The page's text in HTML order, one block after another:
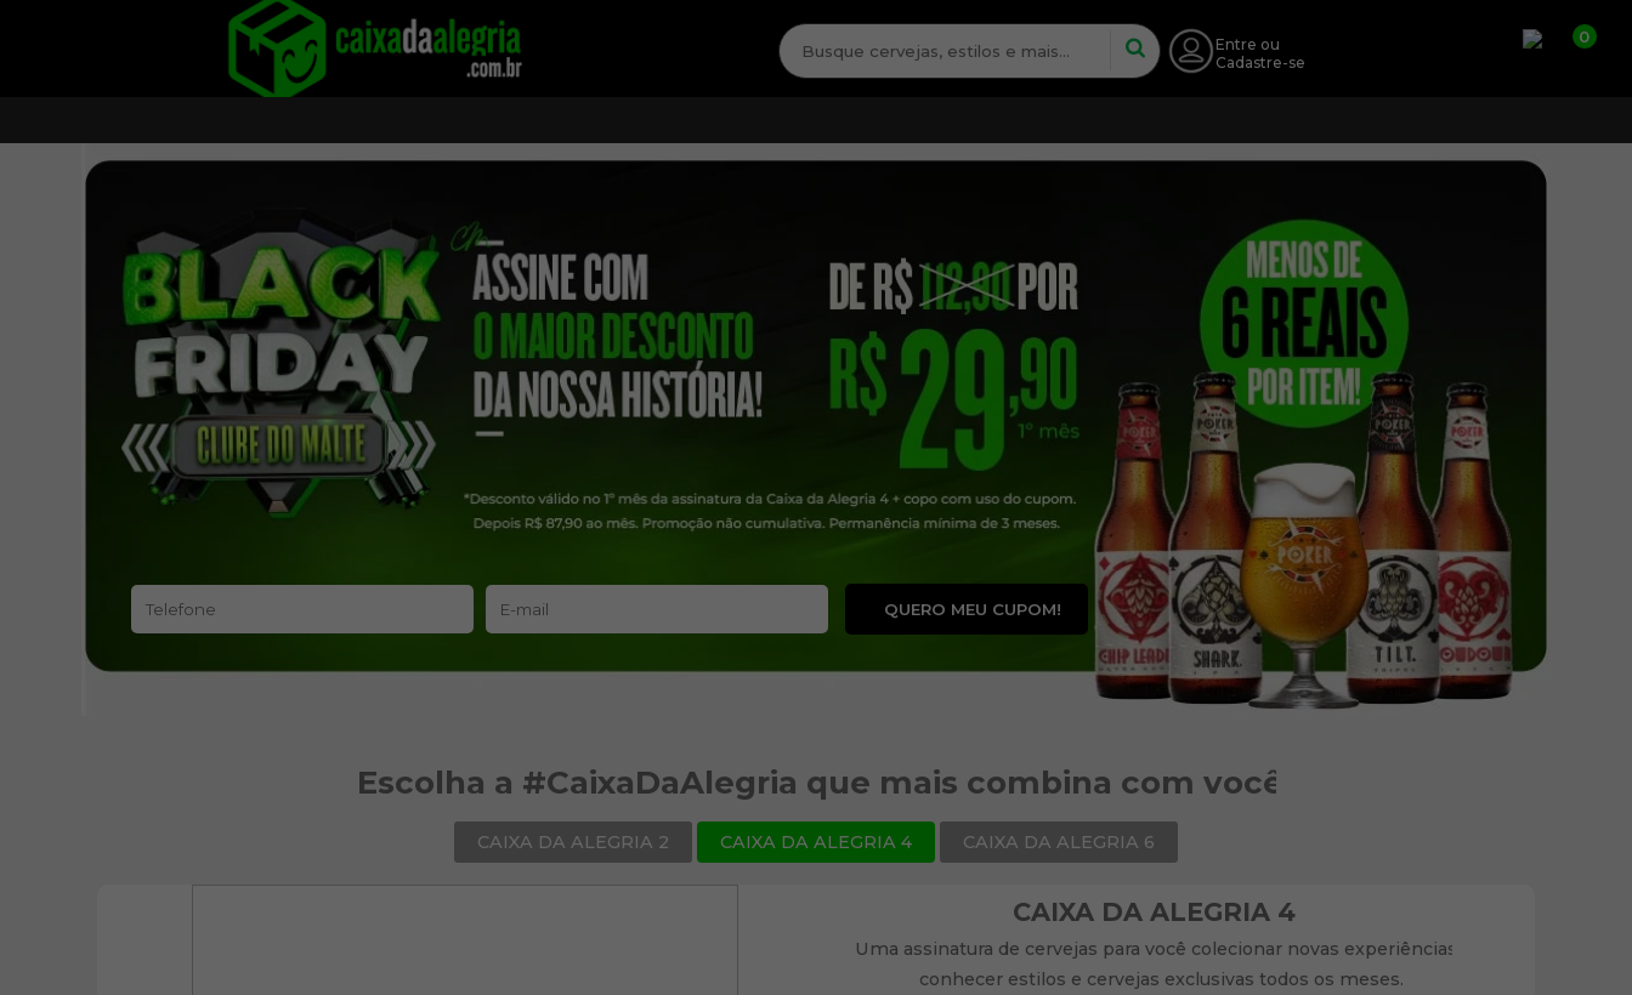
Entre ou
Cadastre-se
0
QUERO MEU CUPOM!
Escolha a #CaixaDaAlegria que mais combina com você
CAIXA DA ALEGRIA 2 CAIXA DA ALEGRIA 4 CAIXA DA ALEGRIA 6
Uma assinatura de cervejas para você colecionar novas experiências,
conhecer estilos e cervejas exclusivas todos os meses.
CAIXA DA ALEGRIA 4